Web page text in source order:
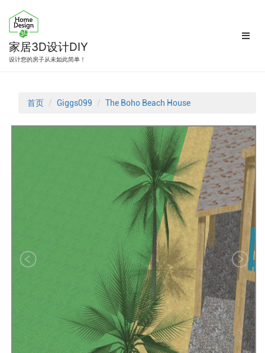
家居3D设计DIY
设计您的房子从未如此简单！
首页 Giggs099 The Boho Beach House